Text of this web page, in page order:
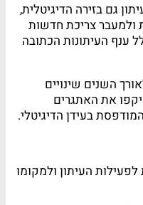
גם בזירה הדיגיטלית,
צריכת חדשות
ענף העיתונות הכתובה
השנים שינויים
את האתגרים
בעידן הדיגיטלי.
לפעילות העיתון ולמקומו